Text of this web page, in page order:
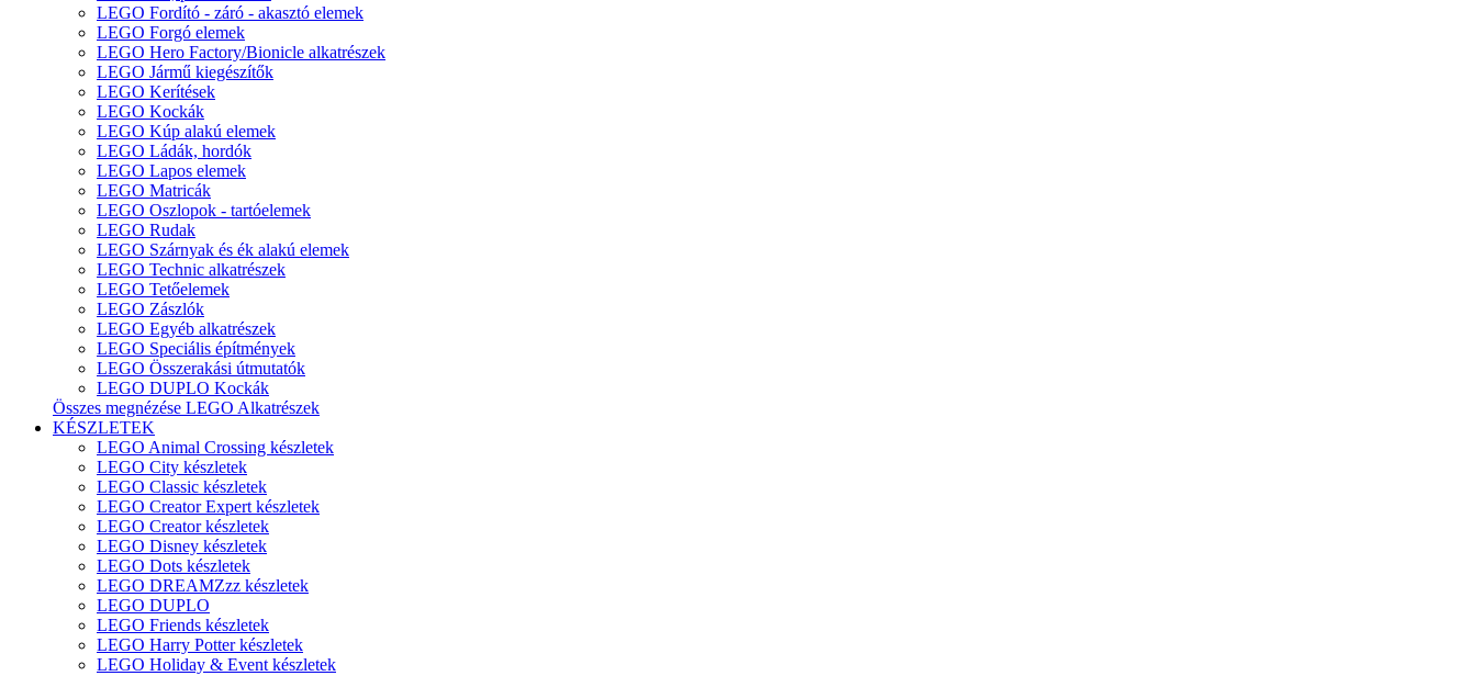
LEGO Fordító - záró - akasztó elemek
LEGO Forgó elemek
LEGO Hero Factory/Bionicle alkatrészek
LEGO Jármű kiegészítők
LEGO Kerítések
LEGO Kockák
LEGO Kúp alakú elemek
LEGO Ládák, hordók
LEGO Lapos elemek
LEGO Matricák
LEGO Oszlopok - tartóelemek
LEGO Rudak
LEGO Szárnyak és ék alakú elemek
LEGO Technic alkatrészek
LEGO Tetőelemek
LEGO Zászlók
LEGO Egyéb alkatrészek
LEGO Speciális építmények
LEGO Összerakási útmutatók
LEGO DUPLO Kockák
Összes megnézése LEGO Alkatrészek
KÉSZLETEK
LEGO Animal Crossing készletek
LEGO City készletek
LEGO Classic készletek
LEGO Creator Expert készletek
LEGO Creator készletek
LEGO Disney készletek
LEGO Dots készletek
LEGO DREAMZzz készletek
LEGO DUPLO
LEGO Friends készletek
LEGO Harry Potter készletek
LEGO Holiday & Event készletek